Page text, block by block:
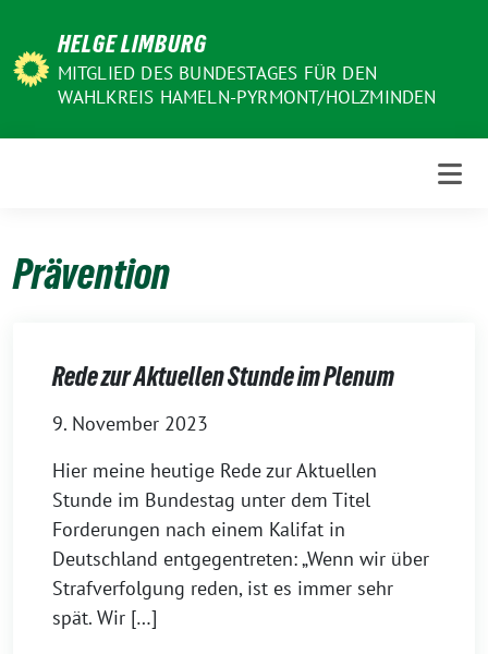
Inhalt
HELGE LIMBURG
MITGLIED DES BUNDESTAGES FÜR DEN
WAHLKREIS HAMELN-PYRMONT/HOLZMINDEN
Prävention
Rede zur Aktuellen Stunde im Plenum
9. November 2023
Hier meine heutige Rede zur Aktuellen
Stunde im Bundestag unter dem Titel
Forderungen nach einem Kalifat in
Deutschland entgegentreten: „Wenn wir über
Strafverfolgung reden, ist es immer sehr
spät. Wir […]